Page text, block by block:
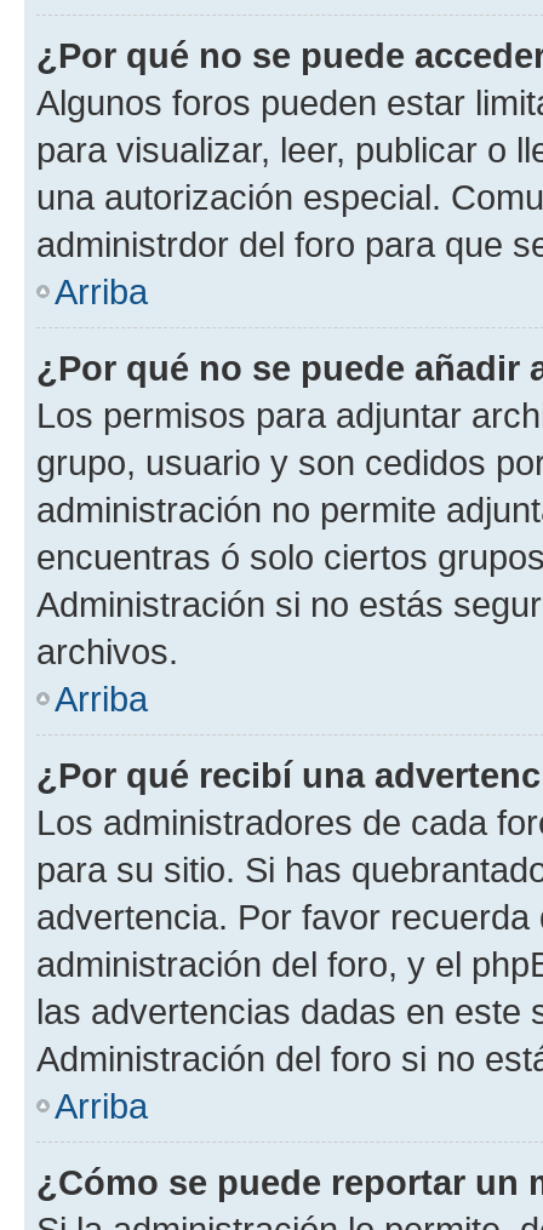
¿Por qué no se puede
Algunos foros pueden estar
para visualizar, leer, publicar o
una autorización especial.
administrdor del foro para que
Arriba
¿Por qué no se puede añadir
Los permisos para adjuntar
grupo, usuario y son cedidos
administración no permite
encuentras ó solo ciertos
Administración si no estás
archivos.
Arriba
¿Por qué recibí una
Los administradores de cada
para su sitio. Si has
advertencia. Por favor
administración del foro, y el
las advertencias dadas en este
Administración del foro si no
Arriba
¿Cómo se puede reportar un